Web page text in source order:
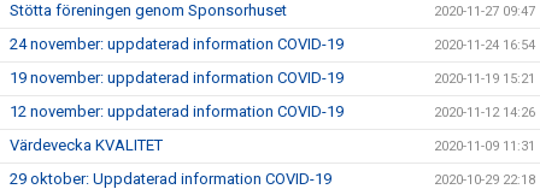
Stötta föreningen genom Sponsorhuset 2020-11-27 09:47
24 november: uppdaterad information COVID-19 2020-11-24 16:54
19 november: uppdaterad information COVID-19 2020-11-19 15:21
12 november: uppdaterad information COVID-19 2020-11-12 14:26
Värdevecka KVALITET 2020-11-09 11:31
29 oktober: Uppdaterad information COVID-19 2020-10-29 22:18